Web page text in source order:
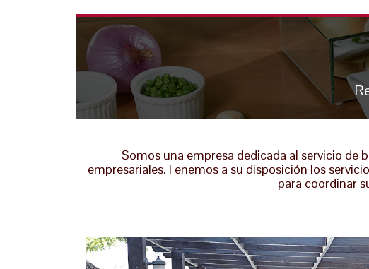
Somos una empresa dedicada al servicio
empresariales.Tenemos a su disposición los
para coordinar